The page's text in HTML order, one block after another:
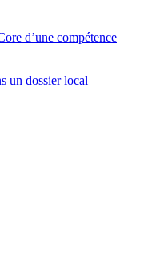
d’une compétence
un dossier local